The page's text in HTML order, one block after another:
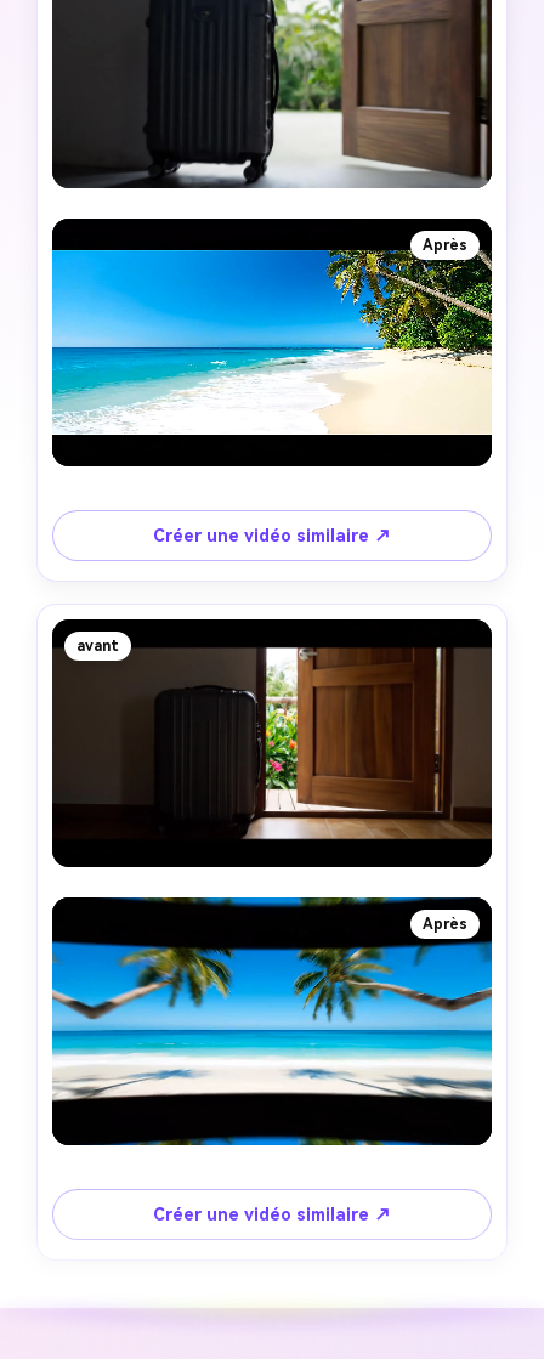
Après
Créer une vidéo similaire ↗
avant
Après
Créer une vidéo similaire ↗